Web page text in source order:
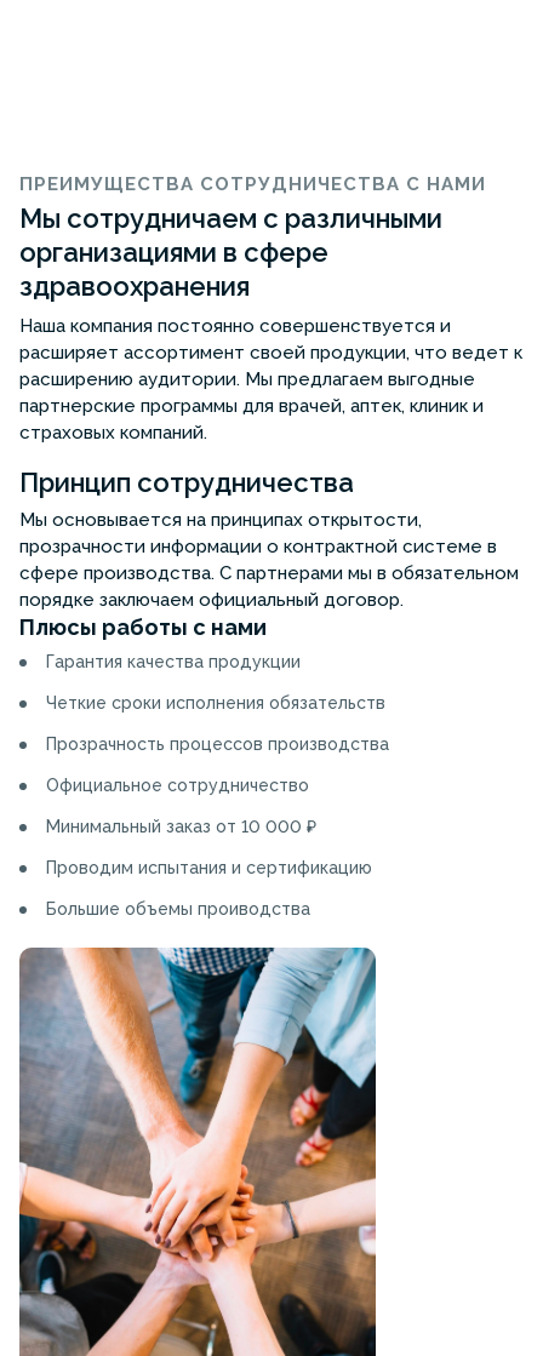
ПРЕИМУЩЕСТВА СОТРУДНИЧЕСТВА С НАМИ
Мы сотрудничаем с различными
организациями в сфере
здравоохранения
Наша компания постоянно совершенствуется и
расширяет ассортимент своей продукции, что ведет к
расширению аудитории. Мы предлагаем выгодные
партнерские программы для врачей, аптек, клиник и
страховых компаний.
Принцип сотрудничества
Мы основывается на принципах открытости,
прозрачности информации о контрактной системе в
сфере производства. С партнерами мы в обязательном
порядке заключаем официальный договор.
Плюсы работы с нами
Гарантия качества продукции
Четкие сроки исполнения обязательств
Прозрачность процессов производства
Официальное сотрудничество
Минимальный заказ от 10 000 ₽
Проводим испытания и сертификацию
Большие объемы проиводства